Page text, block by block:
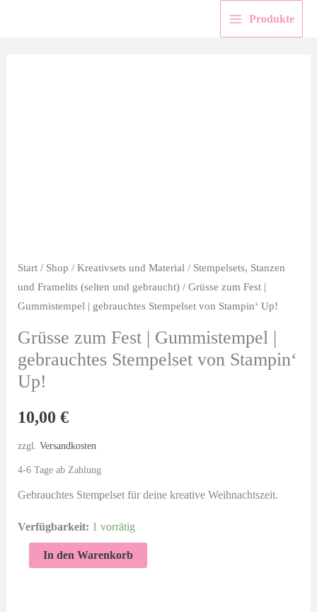
Produkte
Start/ Shop / Kreativsets und Material/ Stempelsets, Stanzen
und Framelits (selten und gebraucht)/ Grüsse zum Fest |
Gummistempel | gebrauchtes Stempelset von Stampin‘ Up!
Grüsse zum Fest | Gummistempel |
gebrauchtes Stempelset von Stampin‘
Up!
10,00 €
zzgl. Versandkosten
4-6 Tage ab Zahlung
Gebrauchtes Stempelset für deine kreative Weihnachtszeit.
Verfügbarkeit: 1 vorrätig
GrüsseIn den Warenkorb